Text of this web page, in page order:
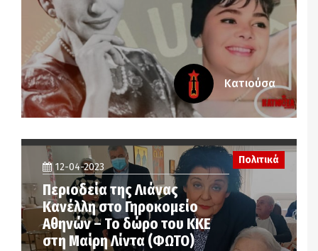
Κατιούσα
Πολιτικά
12-04-2023
Περιοδεία της Λιάνας
Κανέλλη στο Γηροκομείο
Αθηνών – Το δώρο του ΚΚΕ
στη Μαίρη Λίντα (ΦΩΤΟ)